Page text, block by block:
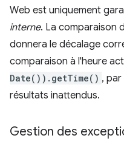
Web est uniquement
interne. La comparaison
donnera le décalage
comparaison à l'heure
Date()).getTime() ,
résultats inattendus.
Gestion des